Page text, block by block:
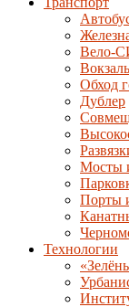
Вело-
Обход
Дублер
Мосты
Порты
Технологии